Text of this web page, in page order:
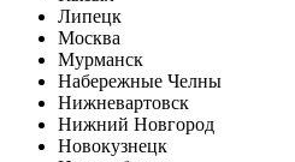
Липецк
Москва
Мурманск
Набережные Челны
Нижневартовск
Нижний Новгород
Новокузнецк